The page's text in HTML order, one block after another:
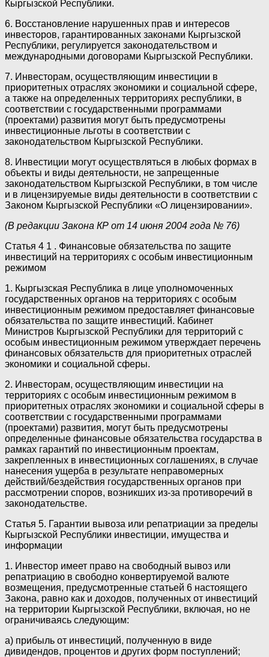
Кыргызской Республики.
6. Восстановление нарушенных прав и интересов
инвесторов, гарантированных законами Кыргызской
Республики, регулируется законодательством и
международными договорами Кыргызской Республики.
7. Инвесторам, осуществляющим инвестиции в
приоритетных отраслях экономики и социальной сфере,
а также на определенных территориях республики, в
соответствии с государственными программами
(проектами) развития могут быть предусмотрены
инвестиционные льготы в соответствии с
законодательством Кыргызской Республики.
8. Инвестиции могут осуществляться в любых формах в
объекты и виды деятельности, не запрещенные
законодательством Кыргызской Республики, в том числе
и в лицензируемые виды деятельности в соответствии с
Законом Кыргызской Республики «О лицензировании».
(В редакции Закона КР от 14 июня 2004 года № 76)
Статья 4 1 . Финансовые обязательства по защите
инвестиций на территориях с особым инвестиционным
режимом
1. Кыргызская Республика в лице уполномоченных
государственных органов на территориях с особым
инвестиционным режимом предоставляет финансовые
обязательства по защите инвестиций. Кабинет
Министров Кыргызской Республики для территорий с
особым инвестиционным режимом утверждает перечень
финансовых обязательств для приоритетных отраслей
экономики и социальной сферы.
2. Инвесторам, осуществляющим инвестиции на
территориях с особым инвестиционным режимом в
приоритетных отраслях экономики и социальной сферы в
соответствии с государственными программами
(проектами) развития, могут быть предусмотрены
определенные финансовые обязательства государства в
рамках гарантий по инвестиционным проектам,
закрепленных в инвестиционных соглашениях, в случае
нанесения ущерба в результате неправомерных
действий/бездействия государственных органов при
рассмотрении споров, возникших из-за противоречий в
законодательстве.
Статья 5. Гарантии вывоза или репатриации за пределы
Кыргызской Республики инвестиции, имущества и
информации
1. Инвестор имеет право на свободный вывоз или
репатриацию в свободно конвертируемой валюте
возмещения, предусмотренные статьей 6 настоящего
Закона, равно как и доходов, полученных от инвестиций
на территории Кыргызской Республики, включая, но не
ограничиваясь следующим:
а) прибыль от инвестиций, полученную в виде
дивидендов, процентов и других форм поступлений;